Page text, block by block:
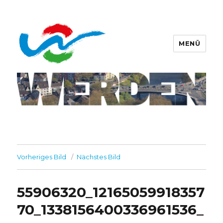
Werdener Werbering e.V.
MENÜ
Vorheriges Bild Nächstes Bild
55906320_12165059918357
70_1338156400336961536_